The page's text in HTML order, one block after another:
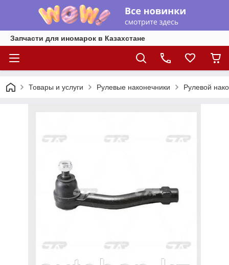
Запчасти для иномарок в Казахстане
Товары и услуги Рулевые наконечники Рулевой